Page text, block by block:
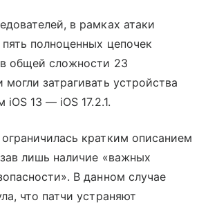
в рамках атаки
полноценных цепочек
общей сложности 23
затрагивать устройства
iOS 13 — iOS 17.2.1.
кратким описанием
лишь наличие «важных
В данном случае
что патчи устраняют